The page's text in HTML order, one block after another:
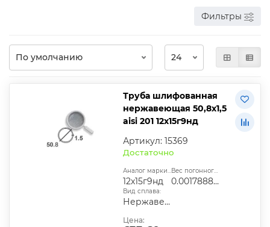
Фильтры
Труба шлифованная
нержавеющая 50,8х1,5
aisi 201 12х15г9нд
Артикул: 15369
Достаточно
Аналог марки стали:
12х15г9нд
Вес погонного метра, т.:
0.0017888505
Вид сплава:
Нержавеющий
Цена: